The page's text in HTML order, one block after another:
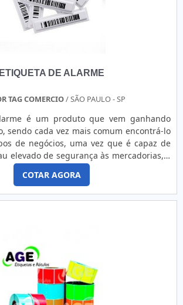
ETIQUETA DE ALARME
TAG COMERCIO/ SÃO PAULO - SP
é um produto que vem ganhando
sendo cada vez mais comum encontrá-lo
de negócios, uma vez que é capaz de
elevado de segurança às mercadorias, o
um benefício que por si só justifica o
etiqueta pode ser do tipo adesiva, sendo
logo após a confirmação do pagamento
necessidade de que seja desacoplada do
COTAR AGORA